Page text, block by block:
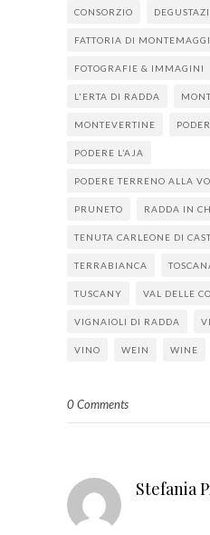
CONSORZIO
FATTORIA DI
FOTOGRAFIE & IMMAGINI
L'ERTA DI RADDA
MONTEVERTINE
PODERE L’AJA
PODERE TERRENO ALLA
PRUNETO RADDA IN
TENUTA CARLEONE DI
TERRABIANCA
TUSCANY VAL DELLE
VIGNAIOLI DI RADDA
VINO WEIN WINE
0 Comments
Stefania